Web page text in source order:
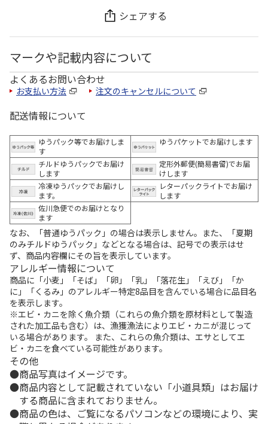
シェアする
マークや記載内容について
よくあるお問い合わせ
お支払い方法 注文のキャンセルについて
配送情報について
ゆうパック等でお届けしま
す
ゆうパケットでお届けします
チルドゆうパックでお届け
します
定形外郵便(簡易書留)でお届
けします
冷凍ゆうパックでお届けし
ます。
レターパックライトでお届け
します
佐川急便でのお届けとなり
ます
なお、「普通ゆうパック」の場合は表示しません。また、「夏期
のみチルドゆうパック」などとなる場合は、記号での表示はせ
ず、商品内容欄にその旨を表示しています。
アレルギー情報について
商品に「小麦」「そば」「卵」「乳」「落花生」「えび」「か
に」「くるみ」のアレルギー特定8品目を含んでいる場合に品目名
を表示します。
※エビ・カニを除く魚介類（これらの魚介類を原材料として製造
された加工品も含む）は、漁獲漁法によりエビ・カニが混じって
いる場合があります。 また、これらの魚介類は、エサとしてエ
ビ・カニを食べている可能性があります。
その他
商品写真はイメージです。
商品内容として記載されていない「小道具類」はお届け
する商品に含まれておりません。
商品の色は、ご覧になるパソコンなどの環境により、実